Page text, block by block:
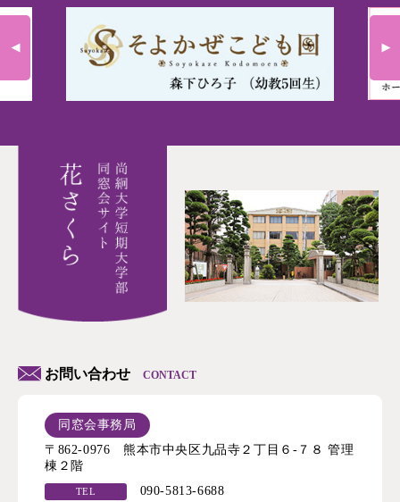
お問い合わせ CONTACT
同窓会事務局
〒862-0976 熊本市中央区九品寺２丁目６-７８ 管理
棟２階
TEL 090-5813-6688